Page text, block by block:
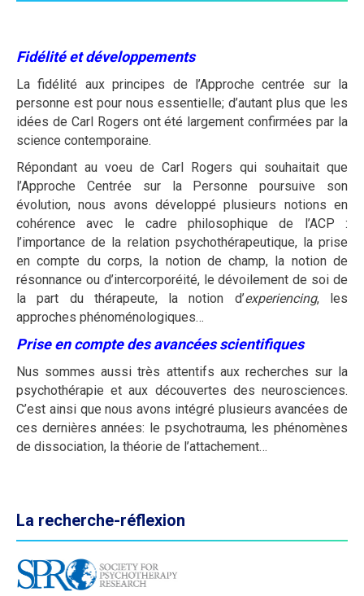
Fidélité et développements
La fidélité aux principes de l’Approche centrée sur la
personne est pour nous essentielle; d’autant plus que les
idées de Carl Rogers ont été largement confirmées par la
science contemporaine.
Répondant au voeu de Carl Rogers qui souhaitait que
l’Approche Centrée sur la Personne poursuive son
évolution, nous avons développé plusieurs notions en
cohérence avec le cadre philosophique de l’ACP :
l’importance de la relation psychothérapeutique, la prise
en compte du corps, la notion de champ, la notion de
résonnance ou d’intercorporéité, le dévoilement de soi de
la part du thérapeute, la notion d’experiencing, les
approches phénoménologiques…
Prise en compte des avancées scientifiques
Nus sommes aussi très attentifs aux recherches sur la
psychothérapie et aux découvertes des neurosciences.
C’est ainsi que nous avons intégré plusieurs avancées de
ces dernières années: le psychotrauma, les phénomènes
de dissociation, la théorie de l’attachement…
La recherche-réflexion